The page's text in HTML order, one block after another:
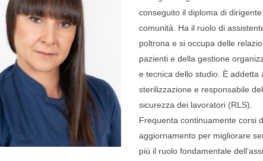
conseguito il diploma di
comunità. Ha il ruolo di
poltrona e si occupa delle
pazienti e della gestione
e tecnica dello studio. È addetta
sterilizzazione e responsabile
sicurezza dei lavoratori (RLS).
Frequenta continuamente corsi
aggiornamento per migliorare
più il ruolo fondamentale